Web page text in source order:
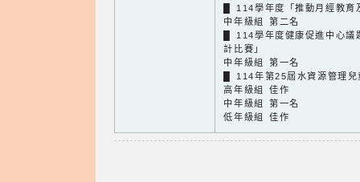
█ 114學年度「推動月經教育
中年級組 第二名
█ 114學年度健康促進中心議
計比賽」
中年級組 第一名
█ 114年第25屆水資源管理
高年級組 佳作
中年級組 第一名
低年級組 佳作